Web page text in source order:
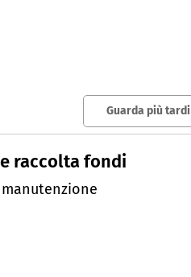
Guarda più tardi
raccolta fondi